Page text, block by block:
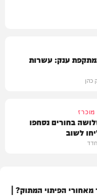
ענק: עשרות
כהן
בחורים נסחפו
לשוב
הפיתוי המתוק? |